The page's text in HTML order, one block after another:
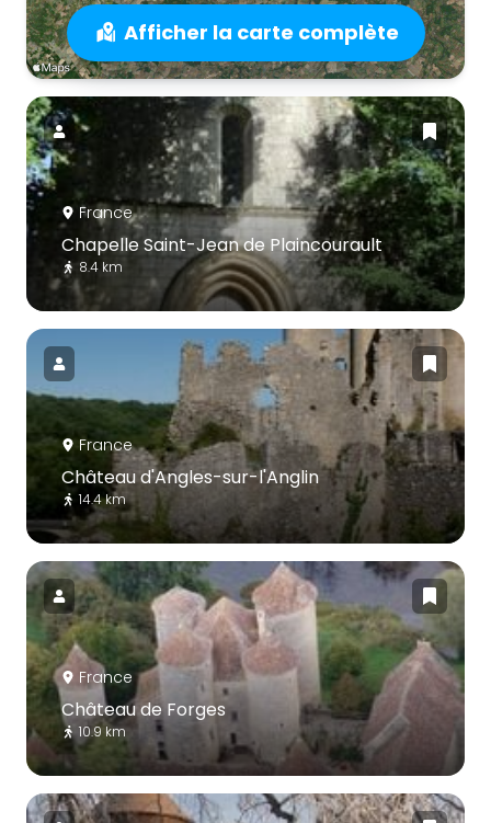
Afficher la carte complète
France
Chapelle Saint-Jean de Plaincourault
8.4 km
France
Château d'Angles-sur-l'Anglin
14.4 km
France
Château de Forges
10.9 km